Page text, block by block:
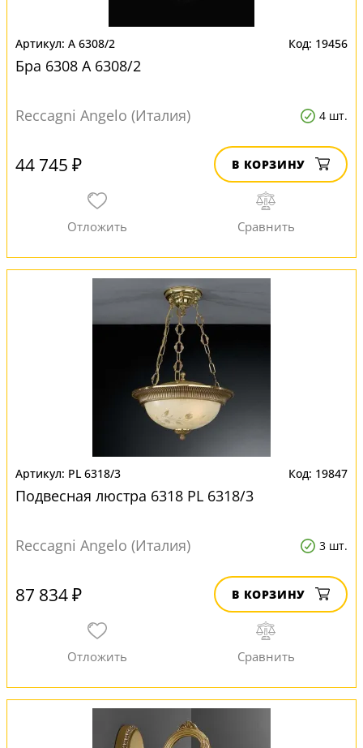
A 6308/2 19456
Бра 6308 A 6308/2
Reccagni Angelo (Италия) 4 шт.
44 745 ₽ В КОРЗИНУ
PL 6318/3 19847
Подвесная люстра 6318 PL 6318/3
Reccagni Angelo (Италия) 3 шт.
87 834 ₽ В КОРЗИНУ